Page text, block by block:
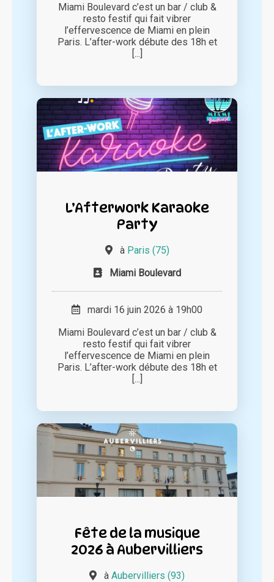
Miami Boulevard c’est un bar / club &
resto festif qui fait vibrer
l’effervescence de Miami en plein
Paris. L’after-work débute des 18h et
[...]
L’Afterwork Karaoke
Party
à Paris (75)
Miami Boulevard
mardi 16 juin 2026 à 19h00
Miami Boulevard c’est un bar / club &
resto festif qui fait vibrer
l’effervescence de Miami en plein
Paris. L’after-work débute des 18h et
[...]
Fête de la musique
2026 à Aubervilliers
à Aubervilliers (93)